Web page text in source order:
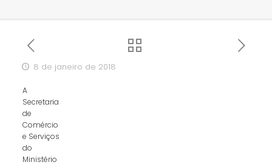
8 de janeiro de 2018
A
Secretaria
de
Comércio
e Serviços
do
Ministério